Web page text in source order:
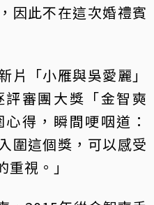
因此不在這次婚禮賓
片「小雁與吳愛麗」
審團大獎「金智奭
得，瞬間哽咽道：
圍這個獎，可以感受
視。」